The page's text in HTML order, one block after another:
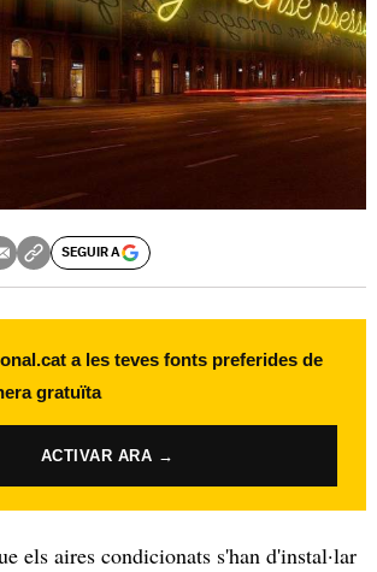
SEGUIR A
a les teves fonts preferides de
gratuïta
ACTIVAR ARA →
els aires condicionats s'han d'instal·lar